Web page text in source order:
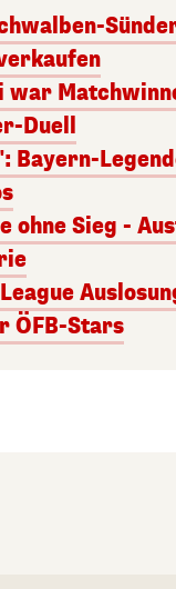
war
Duell
Bayern-
ohne Sieg -
ÖFB-Stars